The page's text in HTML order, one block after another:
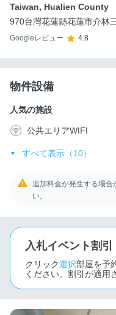
Taiwan, Hualien County
970台灣花蓮縣花蓮市介林
Googleレビュー 4.8
物件設備
人気の施設
公共エリアWIFI
すべて表示（10）
追加料金が発生する場合
い。
入札イベント割引
クリック選択部屋を予
ください。割引が適用